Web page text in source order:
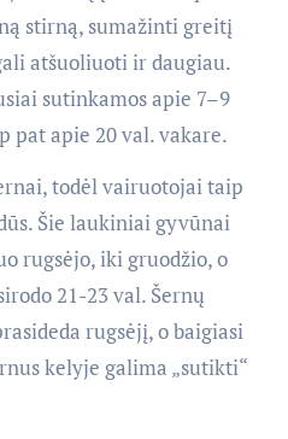
stirną, sumažinti greitį
atšuoliuoti ir daugiau.
sutinkamos apie 7–9
pat apie 20 val. vakare.
todėl vairuotojai taip
Šie laukiniai gyvūnai
rugsėjo, iki gruodžio, o
21-23 val. Šernų
rugsėjį, o baigiasi
kelyje galima „sutikti“